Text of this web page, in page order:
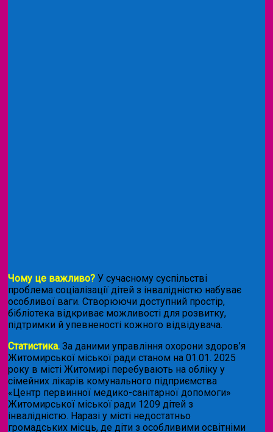
Чому це важливо? У сучасному суспільстві
проблема соціалізації дітей з інвалідністю набуває
особливої ваги. Створюючи доступний простір,
бібліотека відкриває можливості для розвитку,
підтримки й упевненості кожного відвідувача.
Статистика. За даними управління охорони здоров’я
Житомирської міської ради станом на 01.01. 2025
року в місті Житомирі перебувають на обліку у
сімейних лікарів комунального підприємства
«Центр первинної медико-санітарної допомоги»
Житомирської міської ради 1209 дітей з
інвалідністю. Наразі у місті недостатньо
громадських місць, де діти з особливими освітніми